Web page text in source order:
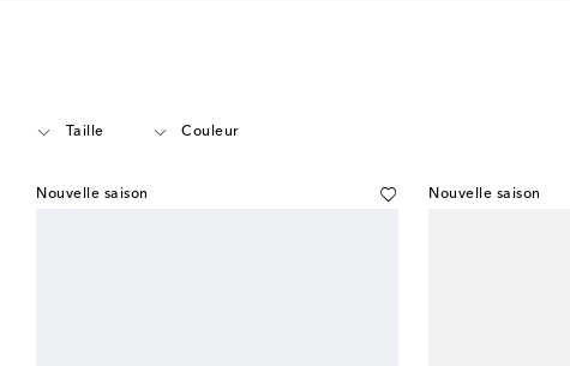
Taille Couleur
Nouvelle saison Nouvelle saison